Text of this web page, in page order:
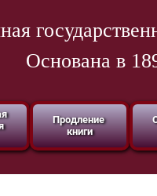
Основана в
Продление
книги